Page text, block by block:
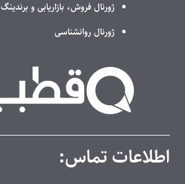
ژورنال فروش، بازاریابی و برندینگ
ژورنال روانشناسی
اطلاعات تماس: